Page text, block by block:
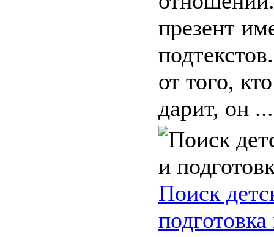
презент
от того,
дарит, он ...
Поиск